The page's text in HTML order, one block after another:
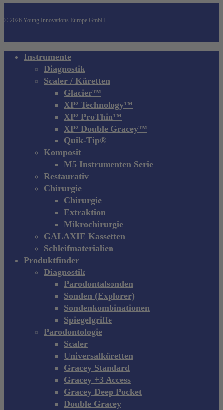
© 2026 Young Innovations Europe GmbH.
Close Instrumente
Diagnostik
Scaler / Küretten
Glacier™
XP² Technology™
XP² ProThin™
XP² Double Gracey™
Quik-Tip®
Komposit
M5 Instrumenten Serie
Restaurativ
Chirurgie
Chirurgie
Extraktion
Mikrochirurgie
GALAXIE Kassetten
Schleifmaterialien
Produktfinder
Diagnostik
Parodontalsonden
Sonden (Explorer)
Sondenkombinationen
Spiegelgriffe
Parodontologie
Scaler
Universalküretten
Gracey Standard
Gracey +3 Access
Gracey Deep Pocket
Double Gracey